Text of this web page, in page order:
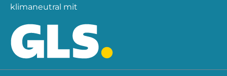
klimaneutral mit